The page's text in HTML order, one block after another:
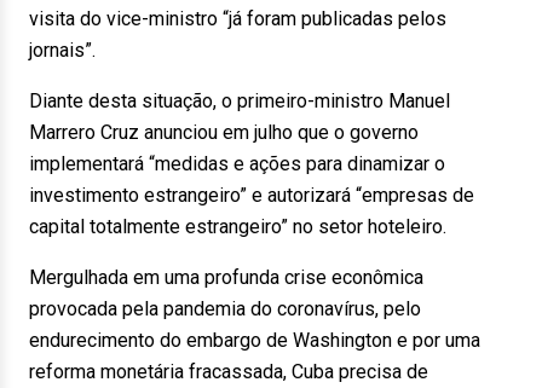
visita do vice-ministro “já foram publicadas pelos
jornais”.
Diante desta situação, o primeiro-ministro Manuel
Marrero Cruz anunciou em julho que o governo
implementará “medidas e ações para dinamizar o
investimento estrangeiro” e autorizará “empresas de
capital totalmente estrangeiro” no setor hoteleiro.
Mergulhada em uma profunda crise econômica
provocada pela pandemia do coronavírus, pelo
endurecimento do embargo de Washington e por uma
reforma monetária fracassada, Cuba precisa de